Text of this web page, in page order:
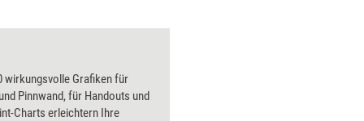
wirkungsvolle Grafiken für
Pinnwand, für Handouts und
Charts erleichtern Ihre